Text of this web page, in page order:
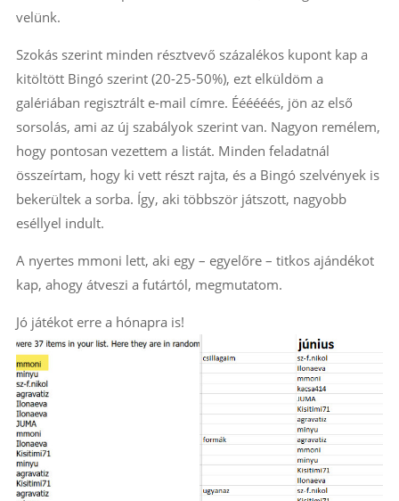
velünk.
Szokás szerint minden résztvevő százalékos kupont kap a
kitöltött Bingó szerint (20-25-50%), ezt elküldöm a
galériában regisztrált e-mail címre. Éééééés, jön az első
sorsolás, ami az új szabályok szerint van. Nagyon remélem,
hogy pontosan vezettem a listát. Minden feladatnál
összeírtam, hogy ki vett részt rajta, és a Bingó szelvények is
bekerültek a sorba. Így, aki többször játszott, nagyobb
eséllyel indult.
A nyertes mmoni lett, aki egy – egyelőre – titkos ajándékot
kap, ahogy átveszi a futártól, megmutatom.
Jó játékot erre a hónapra is!